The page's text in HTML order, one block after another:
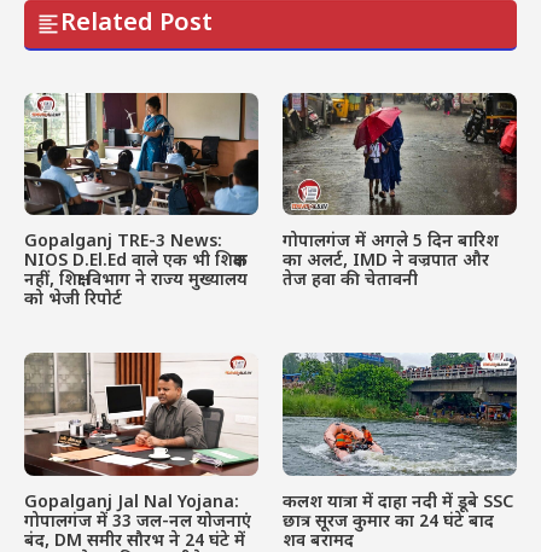
Related Post
Gopalganj TRE-3 News:
NIOS D.El.Ed वाले एक भी शिक्षक
नहीं, शिक्षा विभाग ने राज्य मुख्यालय
को भेजी रिपोर्ट
गोपालगंज में अगले 5 दिन बारिश
का अलर्ट, IMD ने वज्रपात और
तेज हवा की चेतावनी
Gopalganj Jal Nal Yojana:
गोपालगंज में 33 जल-नल योजनाएं
बंद, DM समीर सौरभ ने 24 घंटे में
कलश यात्रा में दाहा नदी में डूबे SSC
छात्र सूरज कुमार का 24 घंटे बाद
शव बरामद